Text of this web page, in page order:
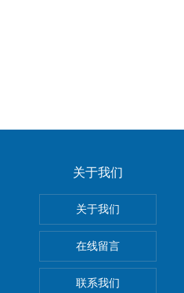
关于我们
关于我们
在线留言
联系我们